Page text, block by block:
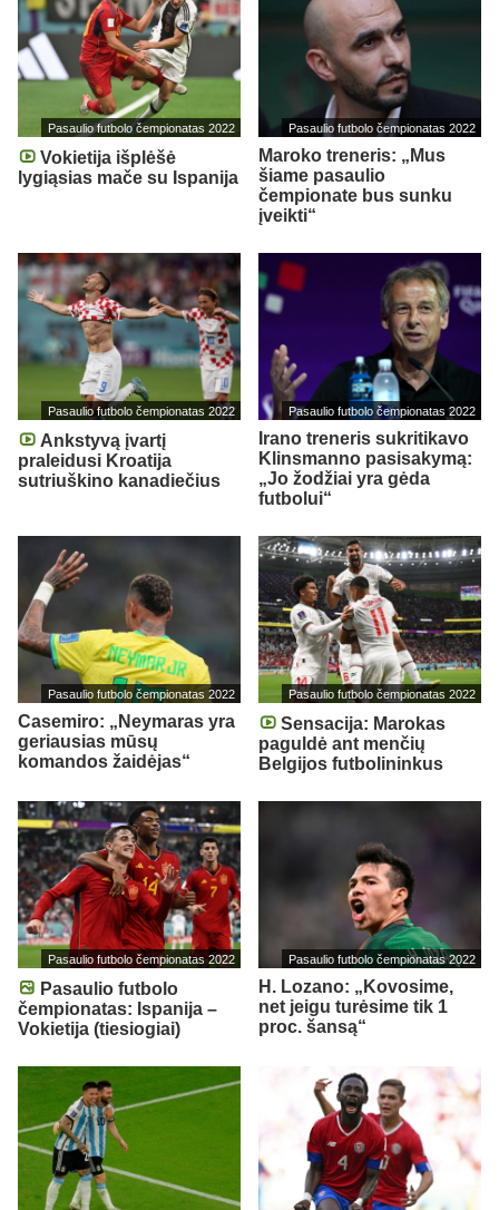
Pasaulio futbolo čempionatas 2022
Vokietija išplėšė
lygiąsias mače su Ispanija
Pasaulio futbolo čempionatas 2022
Maroko treneris: „Mus
šiame pasaulio
čempionate bus sunku
įveikti“
Pasaulio futbolo čempionatas 2022
Ankstyvą įvartį
praleidusi Kroatija
sutriuškino kanadiečius
Pasaulio futbolo čempionatas 2022
Irano treneris sukritikavo
Klinsmanno pasisakymą:
„Jo žodžiai yra gėda
futbolui“
Pasaulio futbolo čempionatas 2022
Casemiro: „Neymaras yra
geriausias mūsų
komandos žaidėjas“
Pasaulio futbolo čempionatas 2022
Sensacija: Marokas
paguldė ant menčių
Belgijos futbolininkus
Pasaulio futbolo čempionatas 2022
Pasaulio futbolo
čempionatas: Ispanija –
Vokietija (tiesiogiai)
Pasaulio futbolo čempionatas 2022
H. Lozano: „Kovosime,
net jeigu turėsime tik 1
proc. šansą“